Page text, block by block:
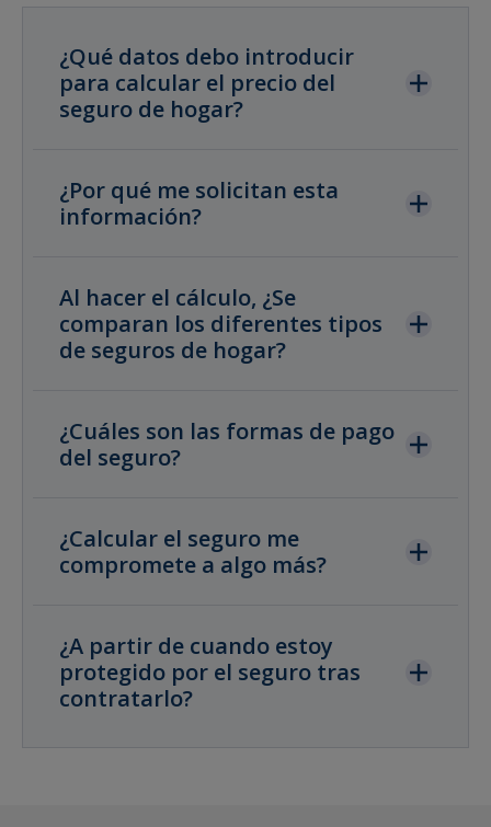
¿Qué datos debo introducir
para calcular el precio del
seguro de hogar?
¿Por qué me solicitan esta
información?
Al hacer el cálculo, ¿Se
comparan los diferentes tipos
de seguros de hogar?
¿Cuáles son las formas de pago
del seguro?
¿Calcular el seguro me
compromete a algo más?
¿A partir de cuando estoy
protegido por el seguro tras
contratarlo?